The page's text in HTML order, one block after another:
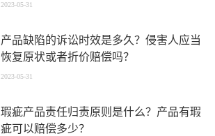
2023-05-31
产品缺陷的诉讼时效是多久？侵害人应当
恢复原状或者折价赔偿吗？
2023-05-31
瑕疵产品责任归责原则是什么？产品有瑕
疵可以赔偿多少？